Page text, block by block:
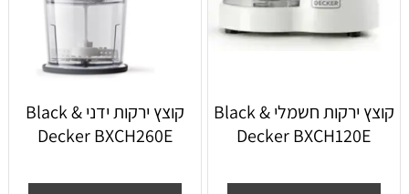
‏קוצץ ירקות חשמלי Black &
Decker BXCH120E
‏קוצץ ירקות ידני Black &
Decker BXCH260E